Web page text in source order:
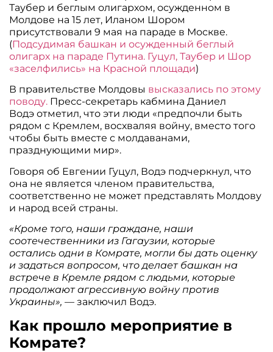
Таубер и беглым олигархом, осужденном в
Молдове на 15 лет, Иланом Шором
присутствовали 9 мая на параде в Москве.
(Подсудимая башкан и осужденный беглый
олигарх на параде Путина. Гуцул, Таубер и Шор
«заселфились» на Красной площади)
В правительстве Молдовы высказались по этому
поводу. Пресс-секретарь кабмина Даниел
Водэ отметил, что эти люди «предпочли быть
рядом с Кремлем, восхваляя войну, вместо того
чтобы быть вместе с молдаванами,
празднующими мир».
Говоря об Евгении Гуцул, Водэ подчеркнул, что
она не является членом правительства,
соответственно не может представлять Молдову
и народ всей страны.
«Кроме того, наши граждане, наши
соотечественники из Гагаузии, которые
остались одни в Комрате, могли бы дать оценку
и задаться вопросом, что делает башкан на
встрече в Кремле рядом с людьми, которые
продолжают агрессивную войну против
Украины»,— заключил Водэ.
Как прошло мероприятие в
Комрате?